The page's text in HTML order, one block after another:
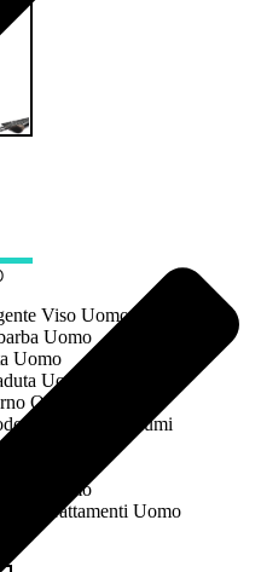
Viso Uomo
Uomo
Uomo
Uomo
Occhi Uomo
Uomo Profumi
Uomo
Uomo
Trattamenti Uomo